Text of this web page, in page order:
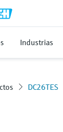
Industrias
DC26TES